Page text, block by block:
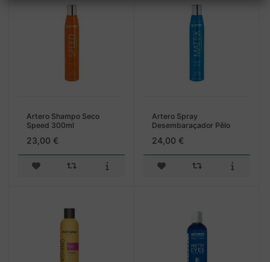
Artero Shampo Seco
Speed 300ml
23,00 €
Artero Spray
Desembaraçador Pêlo
24,00 €